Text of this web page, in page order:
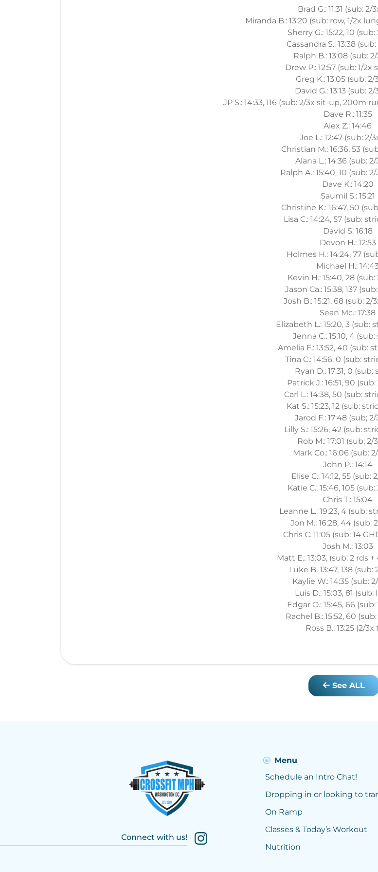
Brad G.: 11:31 (sub: 2/
Miranda B.: 13:20 (sub: row, 1/2x
Sherry G.: 15:22, 10
Cassandra S.: 13:38
Ralph B.: 13:08 (sub:
Drew P.: 12:57 (sub: 1/
Greg K.: 13:05 (sub:
David G.: 13:13 (sub:
JP S.: 14:33, 116 (sub: 2/3x sit-up, 200m
Dave R.: 11:35
Alex Z.: 14:46
Joe L.: 12:47 (sub: 2/
Christian M.: 16:36, 53
Alana L.: 14:36 (sub:
Ralph A.: 15:40, 10 (sub:
Dave K.: 14:20
Saumil S.: 15:21
Christine K.: 16:47, 50
Lisa C.: 14:24, 57 (sub:
David S: 16:18
Devon H.: 12:53
Holmes H.: 14:24, 77
Michael H.:
Kevin H.: 15:40, 28
Jason Ca.: 15:38, 137
Josh B.: 15:21, 68 (sub:
Sean Mc.: 17:38
Elizabeth L.: 15:20, 3 (sub:
Jenna C.: 15:10, 4
Amelia F.: 13:52, 40 (sub:
Tina C.: 14:56, 0 (sub:
Ryan D.: 17:31, 0 (sub:
Patrick J.: 16:51, 90
Carl L.: 14:38, 50 (sub:
Kat S.: 15:23, 12 (sub:
Jarod F.: 17:48 (sub;
Lilly S.: 15:26, 42 (sub:
Rob M.: 17:01 (sub; 2/
Mark Co.: 16:06 (sub:
John P.: 14:14
Elise C.: 14:12, 55 (sub:
Katie C.: 15:46, 105
Chris T.: 15:04
Leanne L.: 19:23, 4 (sub:
Jon M.: 16:28, 44 (sub:
Chris C. 11:05 (sub: 14
Josh M.: 13:03
Matt E.: 13:03, (sub: 2 rds
Luke B. 13:47, 138 (sub:
Kaylie W.: 14:35 (sub:
Luis D.: 15:03, 81
Edgar O.: 15:45, 66
Rachel B.: 15:52, 60
Ross B.: 13:25 (2/3x
See ALL
Connect with us!
Menu
Schedule an Intro Chat!
Dropping in or looking to
On Ramp
Classes & Today’s Workout
Nutrition